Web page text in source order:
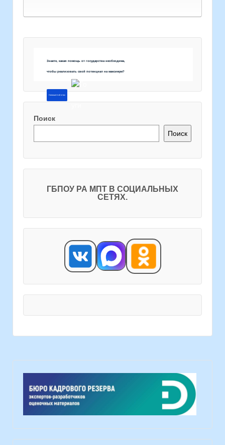
Знаете, какая помощь от государства необходима,
чтобы реализовать свой потенциал на максимум?
Напишите об этом
Поиск
Поиск
ГБПОУ РА МПТ В СОЦИАЛЬНЫХ
СЕТЯХ.